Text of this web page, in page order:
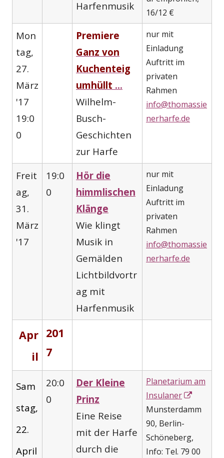
Harfenmusik
16/12 €
Mon
tag,
27.
März
'17
19:0
0
Premiere
Ganz von
Kuchenteig
umhüllt ...
Wilhelm-
Busch-
Geschichten
zur Harfe
nur mit
Einladung
Auftritt im
privaten
Rahmen
info@thomassie
nerharfe.de
Freit
ag,
31.
März
'17
19:0
0
Hör die
himmlischen
Klänge
Wie klingt
Musik in
Gemälden
Lichtbildvortr
ag mit
Harfenmusik
nur mit
Einladung
Auftritt im
privaten
Rahmen
info@thomassie
nerharfe.de
Apr
il
201
7
Sam
stag,
22.
April
20:0
0
Der Kleine
Prinz
Eine Reise
mit der Harfe
durch die
Planetarium am
Insulaner
neuem
öffnen
Munsterdamm
90, Berlin-
Schöneberg,
Info: Tel. 79 00